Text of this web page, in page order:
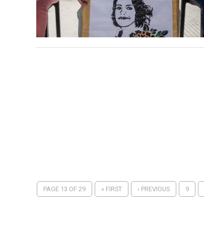
PAGE 13 OF 29 « FIRST ‹ PREVIOUS 9